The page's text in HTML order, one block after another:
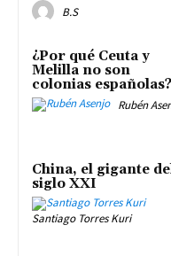
B.S
¿Por qué Ceuta y
Melilla no son
colonias españolas?
Rubén
China, el gigante
siglo XXI
Santiago Torres Kuri